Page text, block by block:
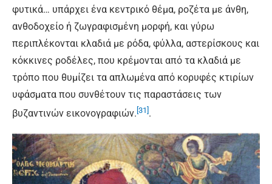
φυτικά… υπάρχει ένα κεντρικό θέμα, ροζέτα με άνθη,
ανθοδοχείο ή ζωγραφισμένη μορφή, και γύρω
περιπλέκονται κλαδιά με ρόδα, φύλλα, αστερίσκους και
κόκκινες ροδέλες, που κρέμονται από τα κλαδιά με
τρόπο που θυμίζει τα απλωμένα από κορυφές κτιρίων
υφάσματα που συνθέτουν τις παραστάσεις των
βυζαντινών εικονογραφιών. [31].